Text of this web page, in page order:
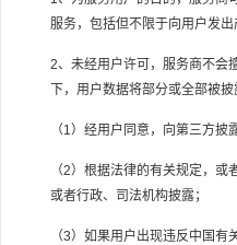
服务，包括但不限于向用户发出
2、未经用户许可，服务商不会
下，用户数据将部分或全部被披
（1）经用户同意，向第三方披露
（2）根据法律的有关规定，或
或者行政、司法机构披露；
（3）如果用户出现违反中国有